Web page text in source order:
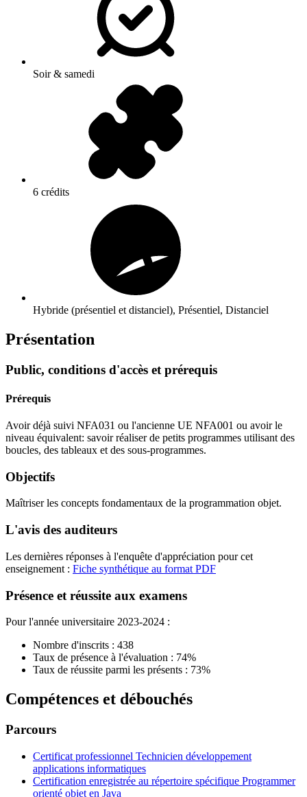
Soir & samedi
6 crédits
Hybride (présentiel et distanciel), Présentiel, Distanciel
Présentation
Public, conditions d'accès et prérequis
Prérequis
Avoir déjà suivi NFA031 ou l'ancienne UE NFA001 ou avoir le
niveau équivalent: savoir réaliser de petits programmes utilisant des
boucles, des tableaux et des sous-programmes.
Objectifs
Maîtriser les concepts fondamentaux de la programmation objet.
L'avis des auditeurs
Les dernières réponses à l'enquête d'appréciation pour cet
enseignement : Fiche synthétique au format PDF
Présence et réussite aux examens
Pour l'année universitaire 2023-2024 :
Nombre d'inscrits : 438
Taux de présence à l'évaluation : 74%
Taux de réussite parmi les présents : 73%
Compétences et débouchés
Parcours
Certificat professionnel Technicien développement
applications informatiques
Certification enregistrée au répertoire spécifique Programmer
orienté objet en Java